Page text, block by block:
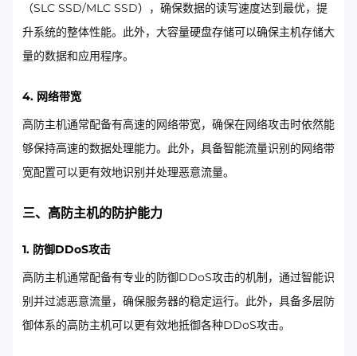
（SLC SSD/MLC SSD），确保数据的读写速度达到最优，提
升系统的整体性能。此外，大容量硬盘存储可以确保主机存储大
量的数据和应用程序。
4. 网络带宽
高防主机通常配备有高速的网络带宽，确保在网络攻击时依然能
够保持高速的数据处理能力。此外，具备智能流量识别的网络带
宽配置可以更有效地识别并处理恶意流量。
三、高防主机的防护能力
1. 防御DDoS攻击
高防主机通常配备有专业的防御DDoS攻击的机制，通过智能识
别并过滤恶意流量，确保服务器的稳定运行。此外，具备多层防
御体系的高防主机可以更有效地抵御各种DDoS攻击。